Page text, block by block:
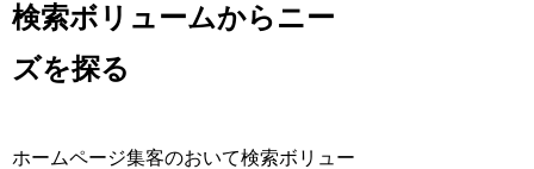
検索ボリュームからニー
ズを探る
ホームページ集客のおいて検索ボリュー